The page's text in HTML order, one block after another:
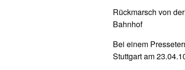
Rückmarsch von
Bahnhof
Bei einem
Stuttgart am